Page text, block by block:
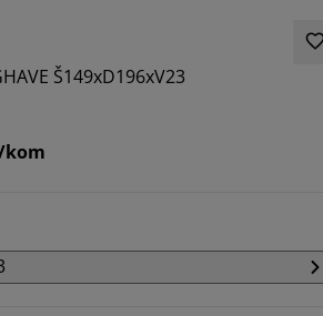
Š149xD196xV23